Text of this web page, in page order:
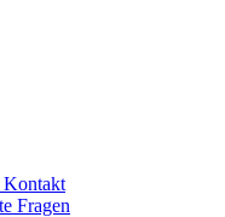
Kontakt
Fragen